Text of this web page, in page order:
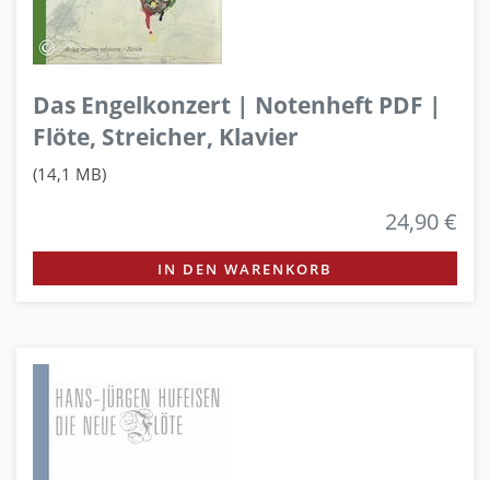
Das Engelkonzert | Notenheft PDF |
Flöte, Streicher, Klavier
(14,1 MB)
24,90 €
IN DEN WARENKORB